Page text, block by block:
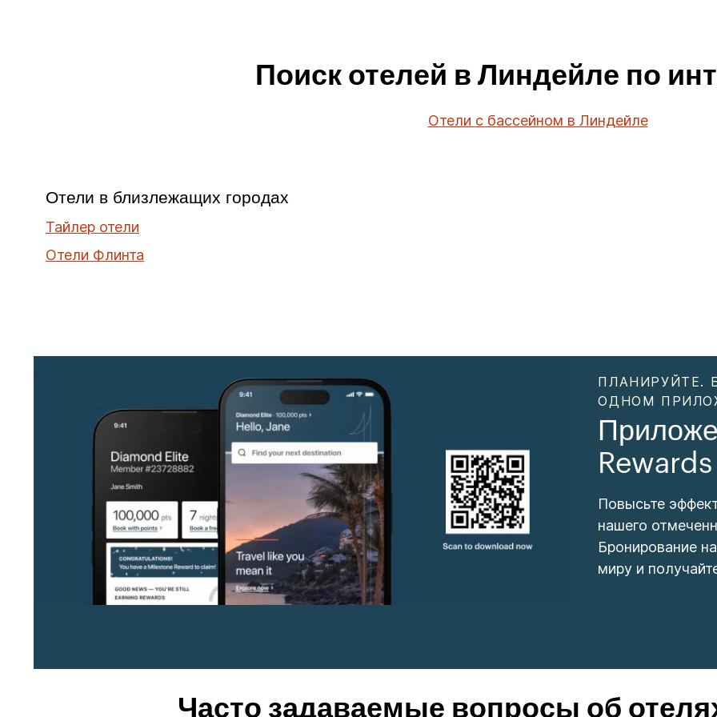
Поиск отелей в Линдейле по
Отели с бассейном в Линдейле
Отели в близлежащих городах
Тайлер отели
Отели Флинта
ПЛАНИРУЙТЕ.
ОДНОМ
Rewards
Повысьте
нашего
Бронирование
миру и
Часто задаваемые вопросы об